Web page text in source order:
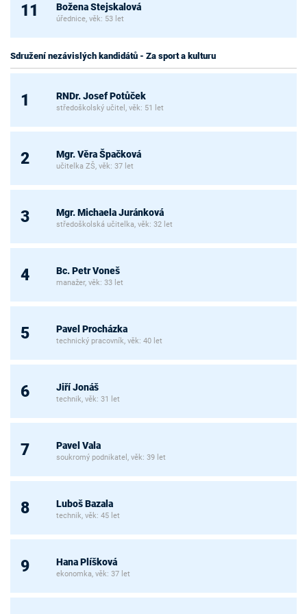
11 Božena Stejskalová
úřednice, věk: 53 let
Sdružení nezávislých kandidátů - Za sport a kulturu
1 RNDr. Josef Potůček
středoškolský učitel, věk: 51 let
2 Mgr. Věra Špačková
učitelka ZŠ, věk: 37 let
3 Mgr. Michaela Juránková
středoškolská učitelka, věk: 32 let
4 Bc. Petr Voneš
manažer, věk: 33 let
5 Pavel Procházka
technický pracovník, věk: 40 let
6 Jiří Jonáš
technik, věk: 31 let
7 Pavel Vala
soukromý podnikatel, věk: 39 let
8 Luboš Bazala
technik, věk: 45 let
9 Hana Plíšková
ekonomka, věk: 37 let